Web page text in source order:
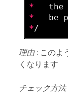
*
*
*
理由: このよ
くなります
チェック方法